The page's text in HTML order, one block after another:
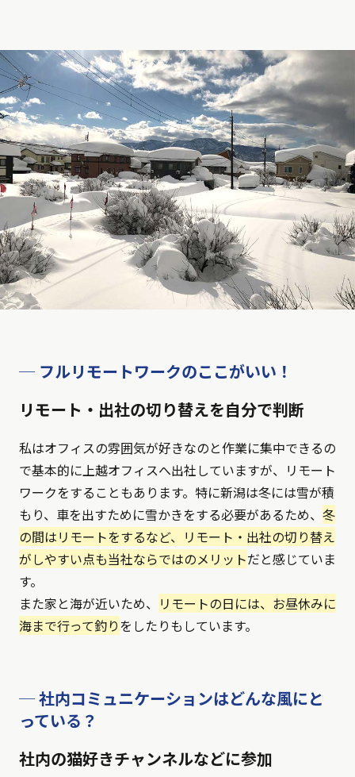
─ フルリモートワークのここがいい！
リモート・出社の切り替えを自分で判断
私はオフィスの雰囲気が好きなのと作業に集中できるの
で基本的に上越オフィスへ出社していますが、リモート
ワークをすることもあります。特に新潟は冬には雪が積
もり、車を出すために雪かきをする必要があるため、 冬
の間はリモートをするなど、リモート・出社の切り替え
がしやすい点も当社ならではのメリットだと感じていま
す。
また家と海が近いため、 リモートの日には、お昼休みに
海まで行って釣りをしたりもしています。
─ 社内コミュニケーションはどんな風にと
っている？
社内の猫好きチャンネルなどに参加